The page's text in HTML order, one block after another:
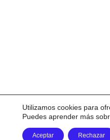
Utilizamos cookies para
Puedes aprender más
Aceptar Rechazar